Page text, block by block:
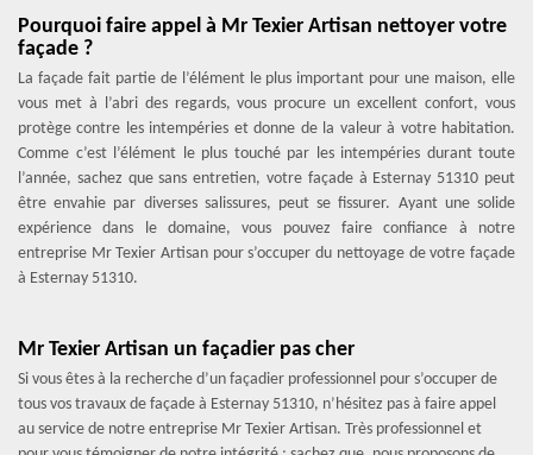
Pourquoi faire appel à Mr Texier Artisan nettoyer votre
façade ?
La façade fait partie de l’élément le plus important pour une maison, elle
vous met à l’abri des regards, vous procure un excellent confort, vous
protège contre les intempéries et donne de la valeur à votre habitation.
Comme c’est l’élément le plus touché par les intempéries durant toute
l’année, sachez que sans entretien, votre façade à Esternay 51310 peut
être envahie par diverses salissures, peut se fissurer. Ayant une solide
expérience dans le domaine, vous pouvez faire confiance à notre
entreprise Mr Texier Artisan pour s’occuper du nettoyage de votre façade
à Esternay 51310.
Mr Texier Artisan un façadier pas cher
Si vous êtes à la recherche d’un façadier professionnel pour s’occuper de
tous vos travaux de façade à Esternay 51310, n’hésitez pas à faire appel
au service de notre entreprise Mr Texier Artisan. Très professionnel et